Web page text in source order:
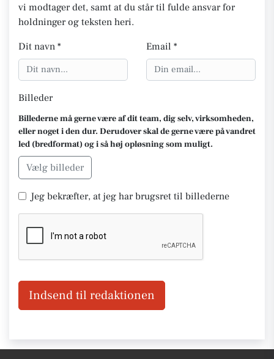
vi modtager det, samt at du står til fulde ansvar for
holdninger og teksten heri.
Dit navn *
Email *
Billeder
Billederne må gerne være af dit team, dig selv, virksomheden,
eller noget i den dur. Derudover skal de gerne være på vandret
led (bredformat) og i så høj opløsning som muligt.
Vælg billeder
Jeg bekræfter, at jeg har brugsret til billederne
Indsend til redaktionen